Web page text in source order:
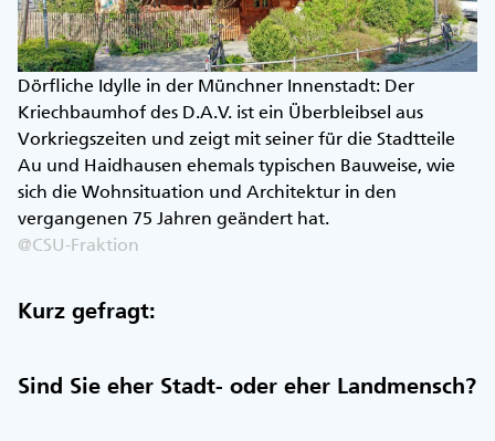
Dörfliche Idylle in der Münchner Innenstadt: Der
Kriechbaumhof des D.A.V. ist ein Überbleibsel aus
Vorkriegszeiten und zeigt mit seiner für die Stadtteile
Au und Haidhausen ehemals typischen Bauweise, wie
sich die Wohnsituation und Architektur in den
vergangenen 75 Jahren geändert hat.
@CSU-Fraktion
Kurz gefragt:
Sind Sie eher Stadt- oder eher Landmensch?